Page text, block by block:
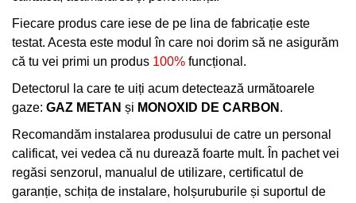
Fiecare produs care iese de pe lina de fabricație este
testat. Acesta este modul în care noi dorim să ne asigurăm
că tu vei primi un produs 100% funcțional.
Detectorul la care te uiți acum detectează următoarele
gaze: GAZ METAN și MONOXID DE CARBON .
Recomandăm instalarea produsului de catre un personal
calificat, vei vedea că nu durează foarte mult. În pachet vei
regăsi senzorul, manualul de utilizare, certificatul de
garanție, schița de instalare, holșuruburile și suportul de